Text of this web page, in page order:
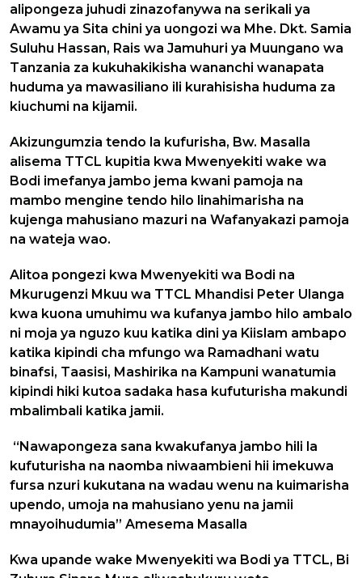
alipongeza juhudi zinazofanywa na serikali ya
Awamu ya Sita chini ya uongozi wa Mhe. Dkt. Samia
Suluhu Hassan, Rais wa Jamuhuri ya Muungano wa
Tanzania za kukuhakikisha wananchi wanapata
huduma ya mawasiliano ili kurahisisha huduma za
kiuchumi na kijamii.
Akizungumzia tendo la kufurisha, Bw. Masalla
alisema TTCL kupitia kwa Mwenyekiti wake wa
Bodi imefanya jambo jema kwani pamoja na
mambo mengine tendo hilo linahimarisha na
kujenga mahusiano mazuri na Wafanyakazi pamoja
na wateja wao.
Alitoa pongezi kwa Mwenyekiti wa Bodi na
Mkurugenzi Mkuu wa TTCL Mhandisi Peter Ulanga
kwa kuona umuhimu wa kufanya jambo hilo ambalo
ni moja ya nguzo kuu katika dini ya Kiislam ambapo
katika kipindi cha mfungo wa Ramadhani watu
binafsi, Taasisi, Mashirika na Kampuni wanatumia
kipindi hiki kutoa sadaka hasa kufuturisha makundi
mbalimbali katika jamii.
“Nawapongeza sana kwakufanya jambo hili la
kufuturisha na naomba niwaambieni hii imekuwa
fursa nzuri kukutana na wadau wenu na kuimarisha
upendo, umoja na mahusiano yenu na jamii
mnayoihudumia” Amesema Masalla
Kwa upande wake Mwenyekiti wa Bodi ya TTCL, Bi